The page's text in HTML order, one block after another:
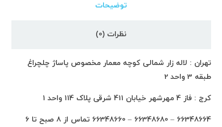
توضیحات
نظرات (0)
تهران : لاله زار شمالی کوچه معمار مخصوص پاساژ چلچراغ
طبقه 3 واحد 2
کرج : فاز 4 مهرشهر خیابان 411 شرقی پلاک 114 واحد 1
66348664 – 66348680 – 66348660 تماس از 8 صبح تا 6